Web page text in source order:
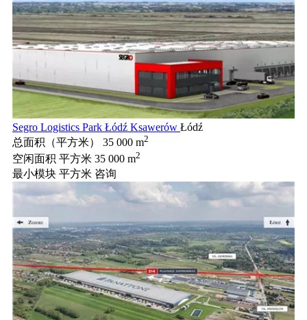
Segro Logistics Park Łódź Ksawerów Łódź
总面积（平方米）
35 000 m2
空闲面积 平方米 35 000 m2
最小模块 平方米 咨询